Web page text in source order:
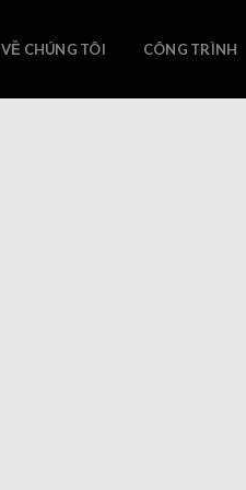
VỀ CHÚNG TÔI CÔNG TRÌNH